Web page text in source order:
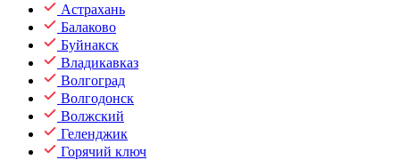
Астрахань
Балаково
Буйнакск
Владикавказ
Волгоград
Волгодонск
Волжский
Геленджик
Горячий ключ